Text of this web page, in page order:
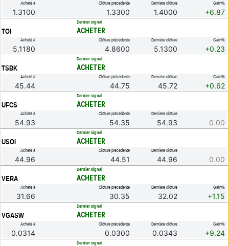
Acheté à
1.3100
Clôture précédente
1.3300
Dernière clôture
1.4000
Gain%
+6.87
TOI
Dernier signal
ACHETER
Acheté à
5.1180
Clôture précédente
4.8600
Dernière clôture
5.1300
Gain%
+0.23
TSBK
Dernier signal
ACHETER
Acheté à
45.44
Clôture précédente
44.75
Dernière clôture
45.72
Gain%
+0.62
UFCS
Dernier signal
ACHETER
Acheté à
54.93
Clôture précédente
54.35
Dernière clôture
54.93 0.00
USOI
Dernier signal
ACHETER
Acheté à
44.96
Clôture précédente
44.51
Dernière clôture
44.96 0.00
VERA
Dernier signal
ACHETER
Acheté à
31.66
Clôture précédente
30.35
Dernière clôture
32.02
Gain%
+1.15
VGASW
Dernier signal
ACHETER
Acheté à
0.0314
Clôture précédente
0.0300
Dernière clôture
0.0343
Gain%
+9.24
Dernier signal